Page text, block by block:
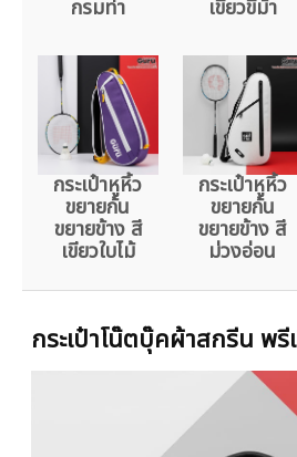
กรมท่า เขียวขี้ม้า
กระเป๋าหูหิ้ว
ขยายก้น
ขยายข้าง สี
เขียวใบไม้
กระเป๋าหูหิ้ว
ขยายก้น
ขยายข้าง สี
ม่วงอ่อน
กระเป๋าโน๊ตบุ๊คผ้าสกรีน พรี